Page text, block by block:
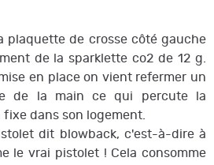
plaquette de crosse côté gauche
de la sparklette co2 de 12 g.
en place on vient refermer un
de la main ce qui percute la
dans son logement.
dit blowback, c'est-à-dire à
le vrai pistolet ! Cela consomme